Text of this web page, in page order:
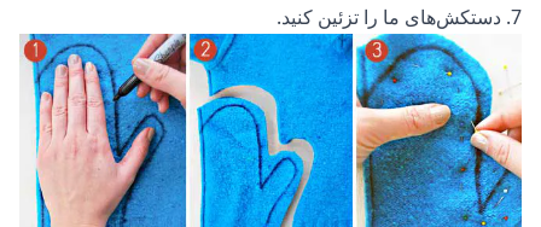
7. دستکش‌های ما را تزئین کنید.